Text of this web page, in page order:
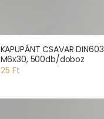
KAPUPÁNT CSAVAR DIN603
M6x30, 500db/doboz
25 Ft